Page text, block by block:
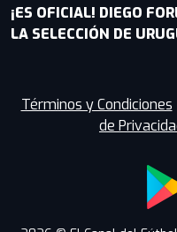
¡ES OFICIAL! DIEGO
LA SELECCIÓN DE
Términos y Condiciones
de